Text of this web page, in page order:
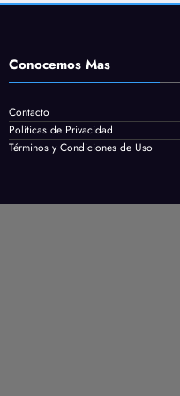
Conocemos Mas
Contacto
Políticas de Privacidad
Términos y Condiciones de Uso